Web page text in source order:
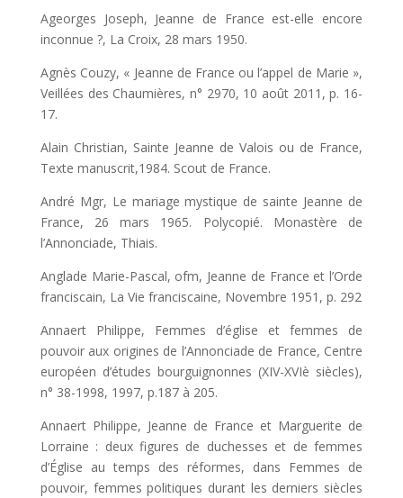
Ageorges Joseph, Jeanne de France est-elle encore
inconnue ?, La Croix, 28 mars 1950.
Agnès Couzy, « Jeanne de France ou l’appel de Marie »,
Veillées des Chaumières, n° 2970, 10 août 2011, p. 16-
17.
Alain Christian, Sainte Jeanne de Valois ou de France,
Texte manuscrit,1984. Scout de France.
André Mgr, Le mariage mystique de sainte Jeanne de
France, 26 mars 1965. Polycopié. Monastère de
l’Annonciade, Thiais.
Anglade Marie-Pascal, ofm, Jeanne de France et l’Orde
franciscain, La Vie franciscaine, Novembre 1951, p. 292
Annaert Philippe, Femmes d’église et femmes de
pouvoir aux origines de l’Annonciade de France, Centre
européen d’études bourguignonnes (XIV-XVIè siècles),
n° 38-1998, 1997, p.187 à 205.
Annaert Philippe, Jeanne de France et Marguerite de
Lorraine : deux figures de duchesses et de femmes
d’Église au temps des réformes, dans Femmes de
pouvoir, femmes politiques durant les derniers siècles